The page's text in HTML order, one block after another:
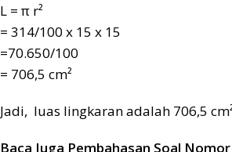
L = π r²
= 314/100 x 15 x 15
=70.650/100
= 706,5 cm²
Jadi, luas lingkaran adalah 706,5
Baca Juga Pembahasan Soal Nomor